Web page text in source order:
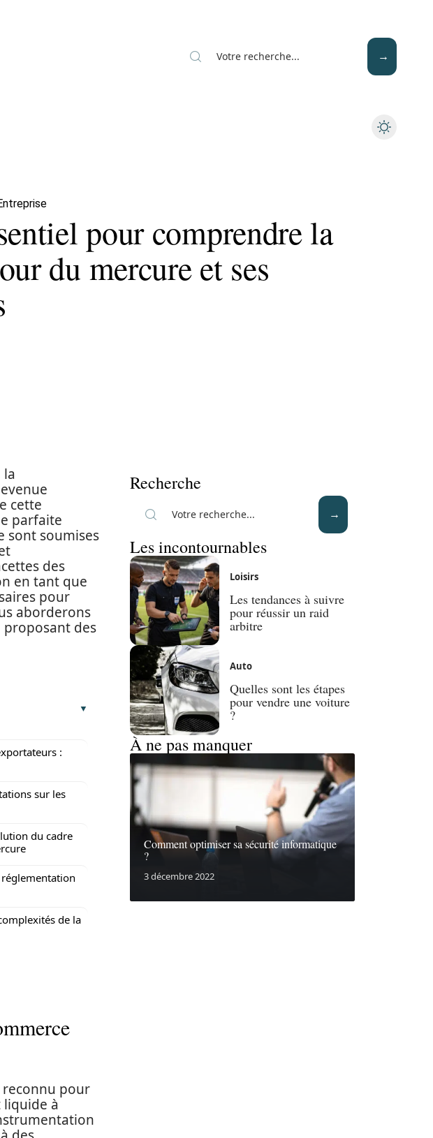
pour comprendre la
du mercure et ses
la
cette
parfaite
sont soumises
des
en tant que
pour
aborderons
des
:
sur les
du cadre
de la
reconnu pour
liquide à
Recherche
Les incontournables
Loisirs
Les tendances à suivre
pour réussir un raid
arbitre
Auto
Quelles sont les étapes
pour vendre une voiture
?
À ne pas manquer
Comment optimiser sa sécurité informatique
?
3 décembre 2022